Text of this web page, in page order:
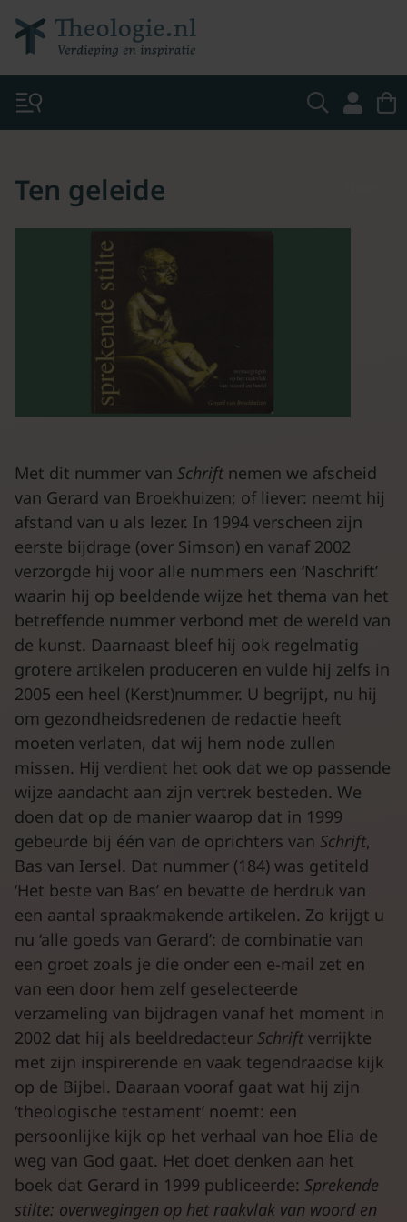
Ten geleide
Met dit nummer van Schrift nemen we afscheid
van Gerard van Broekhuizen; of liever: neemt hij
afstand van u als lezer. In 1994 verscheen zijn
eerste bijdrage (over Simson) en vanaf 2002
verzorgde hij voor alle nummers een ‘Naschrift’
waarin hij op beeldende wijze het thema van het
betreffende nummer verbond met de wereld van
de kunst. Daarnaast bleef hij ook regelmatig
grotere artikelen produceren en vulde hij zelfs in
2005 een heel (Kerst)nummer. U begrijpt, nu hij
om gezondheidsredenen de redactie heeft
moeten verlaten, dat wij hem node zullen
missen. Hij verdient het ook dat we op passende
wijze aandacht aan zijn vertrek besteden. We
doen dat op de manier waarop dat in 1999
gebeurde bij één van de oprichters van Schrift,
Bas van Iersel. Dat nummer (184) was getiteld
‘Het beste van Bas’ en bevatte de herdruk van
een aantal spraakmakende artikelen. Zo krijgt u
nu ‘alle goeds van Gerard’: de combinatie van
een groet zoals je die onder een e-mail zet en
van een door hem zelf geselecteerde
verzameling van bijdragen vanaf het moment in
2002 dat hij als beeldredacteur Schrift verrijkte
met zijn inspirerende en vaak tegendraadse kijk
op de Bijbel. Daaraan vooraf gaat wat hij zijn
‘theologische testament’ noemt: een
persoonlijke kijk op het verhaal van hoe Elia de
weg van God gaat. Het doet denken aan het
boek dat Gerard in 1999 publiceerde: Sprekende
stilte: overwegingen op het raakvlak van woord en